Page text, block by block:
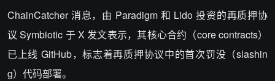
ChainCatcher 消息，由 Paradigm 和 Lido 投资的再质押协
议 Symbiotic 于 X 发文表示，其核心合约（core contracts）
已上线 GitHub，标志着再质押协议中的首次罚没（slashin
g）代码部署。